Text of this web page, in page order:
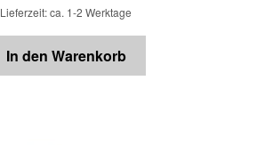
Lieferzeit: ca. 1-2 Werktage
In den Warenkorb